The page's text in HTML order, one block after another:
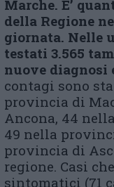
Marche. E’
della Regione
giornata. Nelle
testati 3.565
nuove diagnosi
contagi sono
provincia di
Ancona, 44
49 nella
provincia di
regione. Casi
sintomatici (71